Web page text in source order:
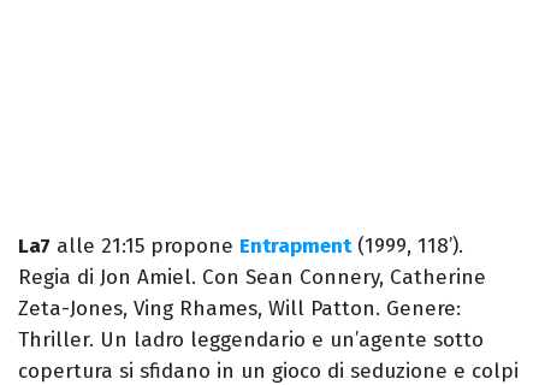
La7 alle 21:15 propone Entrapment(1999, 118’).
Regia di Jon Amiel. Con Sean Connery, Catherine
Zeta-Jones, Ving Rhames, Will Patton. Genere:
Thriller. Un ladro leggendario e un’agente sotto
copertura si sfidano in un gioco di seduzione e colpi